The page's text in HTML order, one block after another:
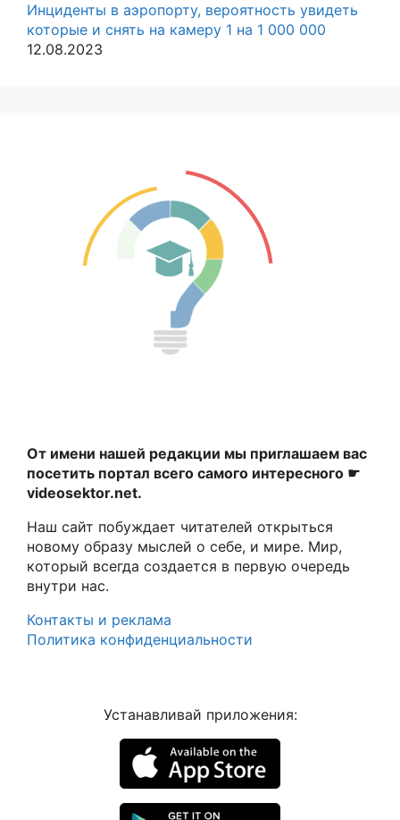
Инциденты в аэропорту, вероятность увидеть
которые и снять на камеру 1 на 1 000 000
12.08.2023
От имени нашей редакции мы приглашаем вас
посетить портал всего самого интересного ☛
videosektor.net.
Наш сайт побуждает читателей открыться
новому образу мыслей о себе, и мире. Мир,
который всегда создается в первую очередь
внутри нас.
Контакты и реклама
Политика конфиденциальности
Устанавливай приложения: